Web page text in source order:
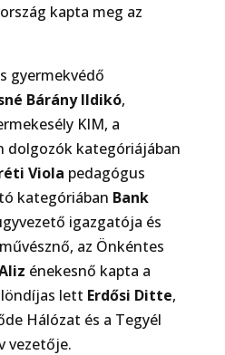
kapta meg az
gyermekvédő
Bárány Ildikó,
KIM, a
dolgozók kategóriájában
Viola pedagógus
kategóriában Bank
igazgatója és
az Önkéntes
énekesnő kapta a
lett Erdősi Ditte,
Hálózat és a Tegyél
vezetője.